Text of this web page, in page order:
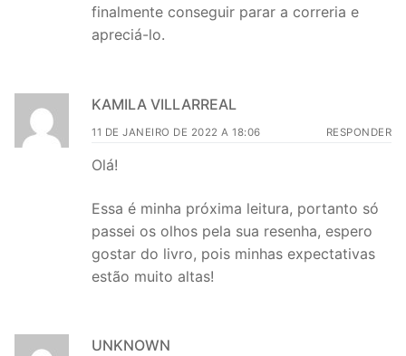
finalmente conseguir parar a correria e
apreciá-lo.
KAMILA VILLARREAL
11 DE JANEIRO DE 2022 A 18:06 RESPONDER
Olá!
Essa é minha próxima leitura, portanto só
passei os olhos pela sua resenha, espero
gostar do livro, pois minhas expectativas
estão muito altas!
UNKNOWN